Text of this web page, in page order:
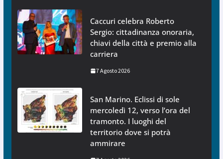
Caccuri celebra Roberto
Sergio: cittadinanza onoraria,
chiavi della città e premio alla
carriera
7 Agosto 2026
San Marino. Eclissi di sole
mercoledì 12, verso l’ora del
tramonto. I luoghi del
territorio dove si potrà
ammirare